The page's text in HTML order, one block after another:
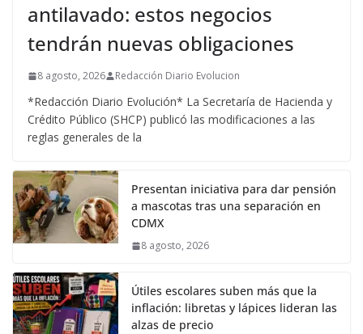
antilavado: estos negocios
tendrán nuevas obligaciones
8 agosto, 2026 Redacción Diario Evolucion
*Redacción Diario Evolución* La Secretaría de Hacienda y
Crédito Público (SHCP) publicó las modificaciones a las
reglas generales de la
Presentan iniciativa para dar pensión
a mascotas tras una separación en
CDMX
8 agosto, 2026
Útiles escolares suben más que la
inflación: libretas y lápices lideran las
alzas de precio